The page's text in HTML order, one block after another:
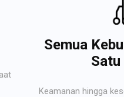
Semua
Keamanan hingga